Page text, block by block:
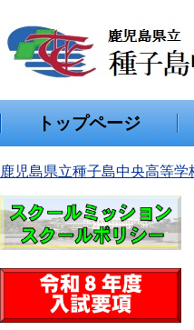
トップページ
鹿児島県立種子島中央高等学